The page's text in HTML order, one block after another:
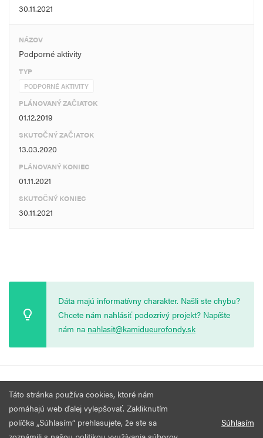
30.11.2021
NÁZOV
Podporné aktivity
TYP
PODPORNÉ AKTIVITY
PLÁNOVANÝ ZAČIATOK
01.12.2019
SKUTOČNÝ ZAČIATOK
13.03.2020
PLÁNOVANÝ KONIEC
01.11.2021
SKUTOČNÝ KONIEC
30.11.2021
Dáta majú informatívny charakter. Našli ste chybu?
Chcete nám nahlásiť podozrivý projekt? Napíšte
nám na nahlasit@kamidueurofondy.sk
Všetky práva vyhradené.
Táto stránka používa cookies, ktoré nám
pomáhajú web ďalej vylepšovať. Zakliknutím
políčka „Súhlasím“ prehlasujete, že ste sa
Súhlasím